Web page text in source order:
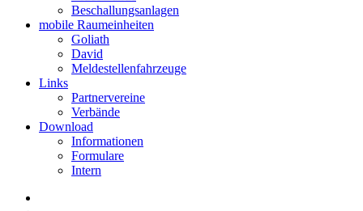
Beschallungsanlagen
mobile Raumeinheiten
Goliath
David
Meldestellenfahrzeuge
Links
Partnervereine
Verbände
Download
Informationen
Formulare
Intern